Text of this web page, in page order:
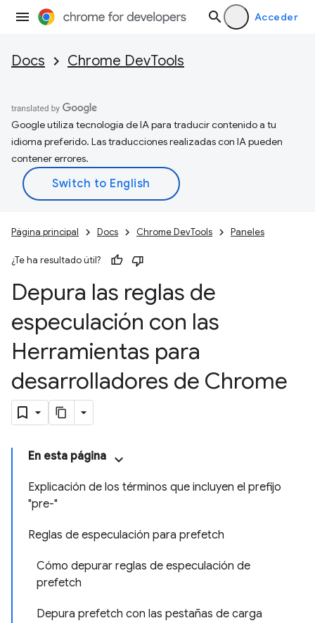
Acceder
Docs Chrome DevTools
Google utiliza tecnología de IA para traducir contenido a tu
idioma preferido. Las traducciones realizadas con IA pueden
contener errores.
Página principal Docs Chrome DevTools Paneles
¿Te ha resultado útil?
Depura las reglas de
especulación con las
Herramientas para
desarrolladores de Chrome
En esta página
Explicación de los términos que incluyen el prefijo
"pre-"
Reglas de especulación para prefetch
Cómo depurar reglas de especulación de
prefetch
Depura prefetch con las pestañas de carga